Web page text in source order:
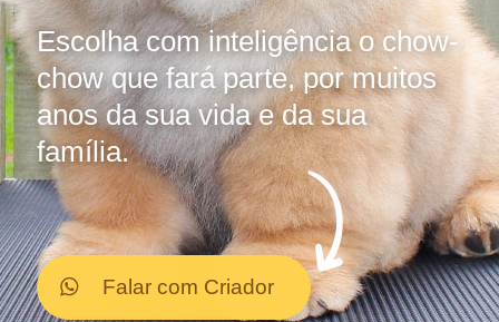
Escolha com inteligência o chow-
chow que fará parte,por muitos
anos da sua vida e da sua
família.
Falar com Criador